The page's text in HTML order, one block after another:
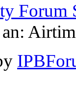
Forum